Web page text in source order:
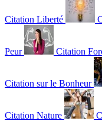
Citation Liberté
Peur Citation
Citation sur le Bonheur
Citation Nature